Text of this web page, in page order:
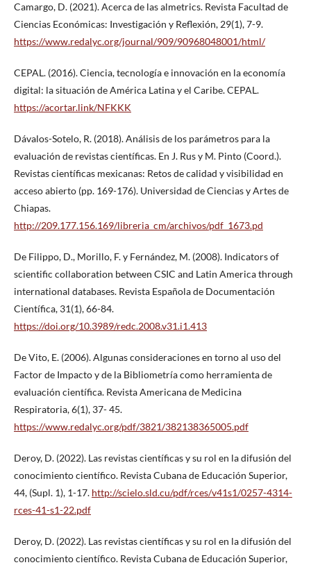
Camargo, D. (2021). Acerca de las almetrics. Revista Facultad de
Ciencias Económicas: Investigación y Reflexión, 29(1), 7-9.
https://www.redalyc.org/journal/909/90968048001/html/
CEPAL. (2016). Ciencia, tecnología e innovación en la economía
digital: la situación de América Latina y el Caribe. CEPAL.
https://acortar.link/NFKKK
Dávalos-Sotelo, R. (2018). Análisis de los parámetros para la
evaluación de revistas científicas. En J. Rus y M. Pinto (Coord.).
Revistas científicas mexicanas: Retos de calidad y visibilidad en
acceso abierto (pp. 169-176). Universidad de Ciencias y Artes de
Chiapas.
http://209.177.156.169/libreria_cm/archivos/pdf_1673.pd
De Filippo, D., Morillo, F. y Fernández, M. (2008). Indicators of
scientific collaboration between CSIC and Latin America through
international databases. Revista Española de Documentación
Científica, 31(1), 66-84.
https://doi.org/10.3989/redc.2008.v31.i1.413
De Vito, E. (2006). Algunas consideraciones en torno al uso del
Factor de Impacto y de la Bibliometría como herramienta de
evaluación científica. Revista Americana de Medicina
Respiratoria, 6(1), 37- 45.
https://www.redalyc.org/pdf/3821/382138365005.pdf
Deroy, D. (2022). Las revistas científicas y su rol en la difusión del
conocimiento científico. Revista Cubana de Educación Superior,
44, (Supl. 1), 1-17. http://scielo.sld.cu/pdf/rces/v41s1/0257-4314-
rces-41-s1-22.pdf
Deroy, D. (2022). Las revistas científicas y su rol en la difusión del
conocimiento científico. Revista Cubana de Educación Superior,